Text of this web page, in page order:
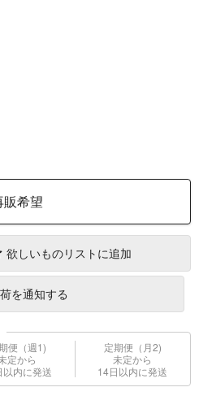
販希望
欲しいものリストに追加
を通知する
便（週1)
定から
以内に発送
定期便（月2)
未定から
14日以内に発送